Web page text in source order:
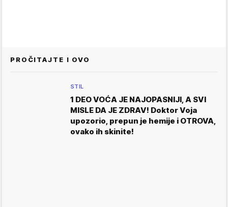
PROČITAJTE I OVO
STIL
1 DEO VOĆA JE NAJOPASNIJI, A SVI
MISLE DA JE ZDRAV! Doktor Voja
upozorio, prepun je hemije i OTROVA,
ovako ih skinite!